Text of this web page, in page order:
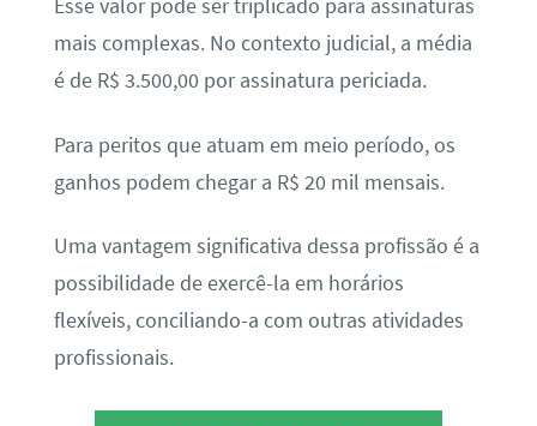
Esse valor pode ser triplicado para assinaturas
mais complexas. No contexto judicial, a média
é de R$ 3.500,00 por assinatura periciada.
Para peritos que atuam em meio período, os
ganhos podem chegar a R$ 20 mil mensais.
Uma vantagem significativa dessa profissão é a
possibilidade de exercê-la em horários
flexíveis, conciliando-a com outras atividades
profissionais.